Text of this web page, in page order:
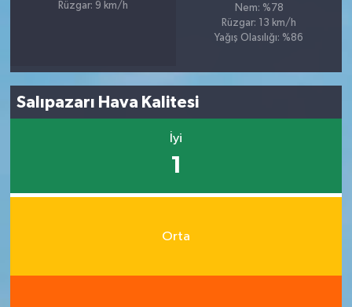
Rüzgar: 9 km/h
Nem: %78
Rüzgar: 13 km/h
Yağış Olasılığı: %86
Salıpazarı Hava Kalitesi
İyi
1
Orta